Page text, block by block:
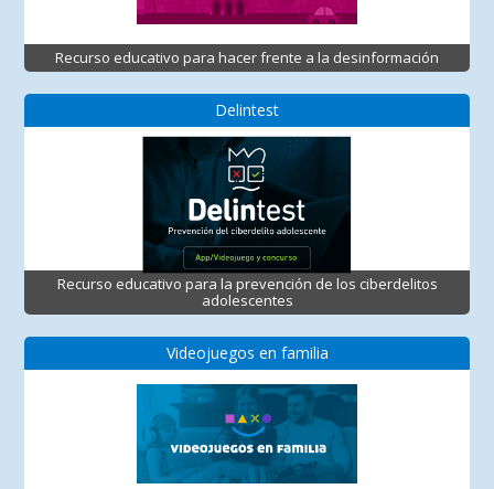
Recurso educativo para hacer frente a la desinformación
Delintest
Recurso educativo para la prevención de los ciberdelitos
adolescentes
Videojuegos en familia